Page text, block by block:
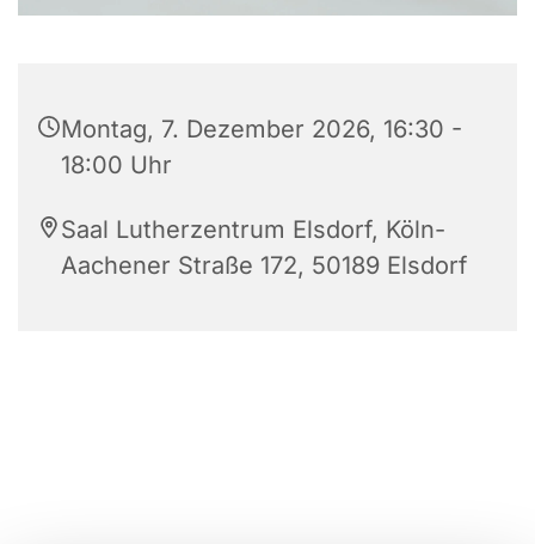
Montag, 7. Dezember 2026, 16:30 -
18:00 Uhr
Saal Lutherzentrum Elsdorf, Köln-
Aachener Straße 172, 50189 Elsdorf